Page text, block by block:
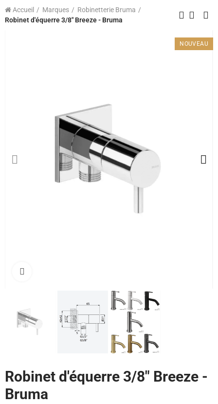
Accueil Marques
Robinetterie Bruma
Robinet d'équerre 3/8" Breeze - Bruma
NOUVEAU
Robinet d'équerre 3/8" Breeze -
Bruma